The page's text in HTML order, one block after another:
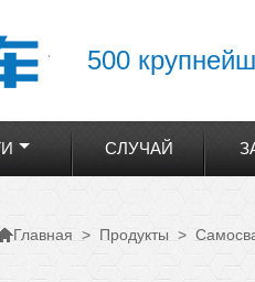
500
СЛУЧАЙ
Главная > Продукты >